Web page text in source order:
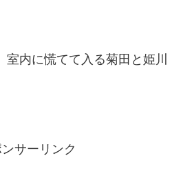
内に慌てて入る菊田と姫川
ンサーリンク